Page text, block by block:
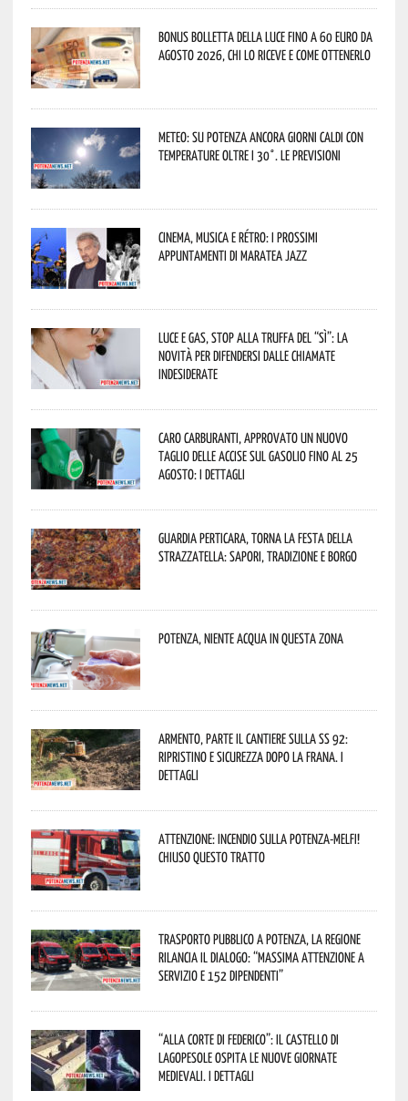
Bonus bolletta della luce fino a 60 euro da
agosto 2026, chi lo riceve e come ottenerlo
Meteo: su Potenza ancora giorni caldi con
temperature oltre i 30°. Le previsioni
Cinema, musica e rétro: i prossimi
appuntamenti di Maratea Jazz
Luce e gas, stop alla truffa del “Sì”: la
novità per difendersi dalle chiamate
indesiderate
Caro carburanti, approvato un nuovo
taglio delle accise sul gasolio fino al 25
agosto: i dettagli
Guardia Perticara, torna la Festa della
Strazzatella: sapori, tradizione e borgo
Potenza, niente acqua in questa zona
Armento, parte il cantiere sulla SS 92:
ripristino e sicurezza dopo la frana. I
dettagli
Attenzione: incendio sulla Potenza-Melfi!
Chiuso questo tratto
Trasporto pubblico a Potenza, la Regione
rilancia il dialogo: “Massima attenzione a
servizio e 152 dipendenti”
“Alla corte di Federico”: il Castello di
Lagopesole ospita le nuove Giornate
Medievali. I dettagli